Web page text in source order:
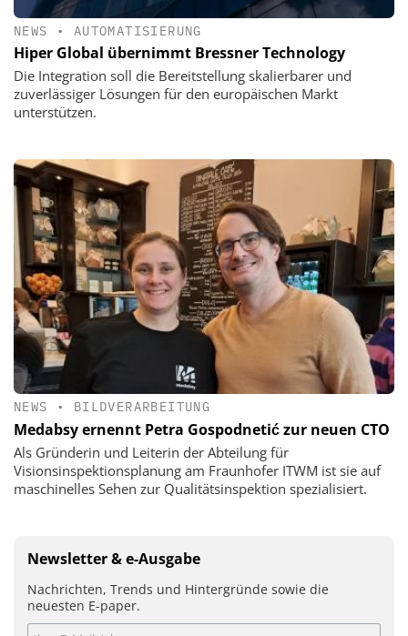
NEWS • AUTOMATISIERUNG
Hiper Global übernimmt Bressner Technology
Die Integration soll die Bereitstellung skalierbarer und
zuverlässiger Lösungen für den europäischen Markt
unterstützen.
NEWS • BILDVERARBEITUNG
Medabsy ernennt Petra Gospodnetić zur neuen CTO
Als Gründerin und Leiterin der Abteilung für
Visionsinspektionsplanung am Fraunhofer ITWM ist sie auf
maschinelles Sehen zur Qualitätsinspektion spezialisiert.
Newsletter & e-Ausgabe
Nachrichten, Trends und Hintergründe sowie die
neuesten E-paper.